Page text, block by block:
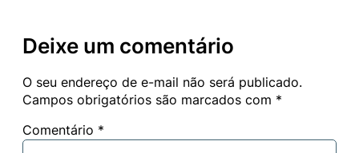
Deixe um comentário
O seu endereço de e-mail não será publicado.
Campos obrigatórios são marcados com *
Comentário *